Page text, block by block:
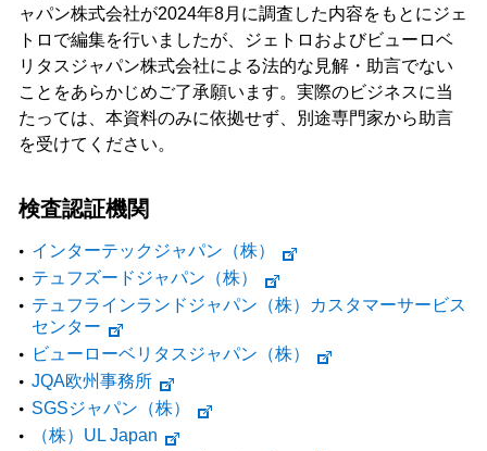
ャパン株式会社が2024年8月に調査した内容をもとにジェ
トロで編集を行いましたが、ジェトロおよびビューロベ
リタスジャパン株式会社による法的な見解・助言でない
ことをあらかじめご了承願います。実際のビジネスに当
たっては、本資料のみに依拠せず、別途専門家から助言
を受けてください。
検査認証機関
インターテックジャパン（株）
テュフズードジャパン（株）
テュフラインランドジャパン（株）カスタマーサービス
センター
ビューローベリタスジャパン（株）
JQA欧州事務所
SGSジャパン（株）
（株）UL Japan